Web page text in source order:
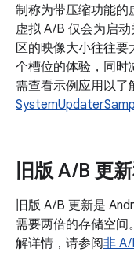
制称为带压缩功能的
虚拟 A/B 仅会为启
区的映像大小往往
个槽位的体验，同时
需查看示例应用以了
旧版 A/B 更
旧版 A/B 更新是
需要两倍的存储空间
解详情，请参阅非